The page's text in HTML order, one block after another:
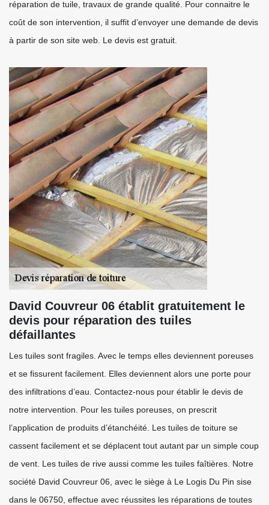
réparation de tuile, travaux de grande qualité. Pour connaitre le
coût de son intervention, il suffit d’envoyer une demande de devis
à partir de son site web. Le devis est gratuit.
David Couvreur 06 établit gratuitement le
devis pour réparation des tuiles
défaillantes
Les tuiles sont fragiles. Avec le temps elles deviennent poreuses
et se fissurent facilement. Elles deviennent alors une porte pour
des infiltrations d’eau. Contactez-nous pour établir le devis de
notre intervention. Pour les tuiles poreuses, on prescrit
l’application de produits d’étanchéité. Les tuiles de toiture se
cassent facilement et se déplacent tout autant par un simple coup
de vent. Les tuiles de rive aussi comme les tuiles faîtières. Notre
société David Couvreur 06, avec le siège à Le Logis Du Pin sise
dans le 06750, effectue avec réussites les réparations de toutes